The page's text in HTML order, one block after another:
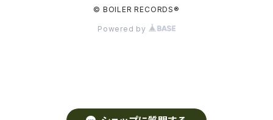
[USED] 中古レコード
© BOILER RECORDS®
Powered by